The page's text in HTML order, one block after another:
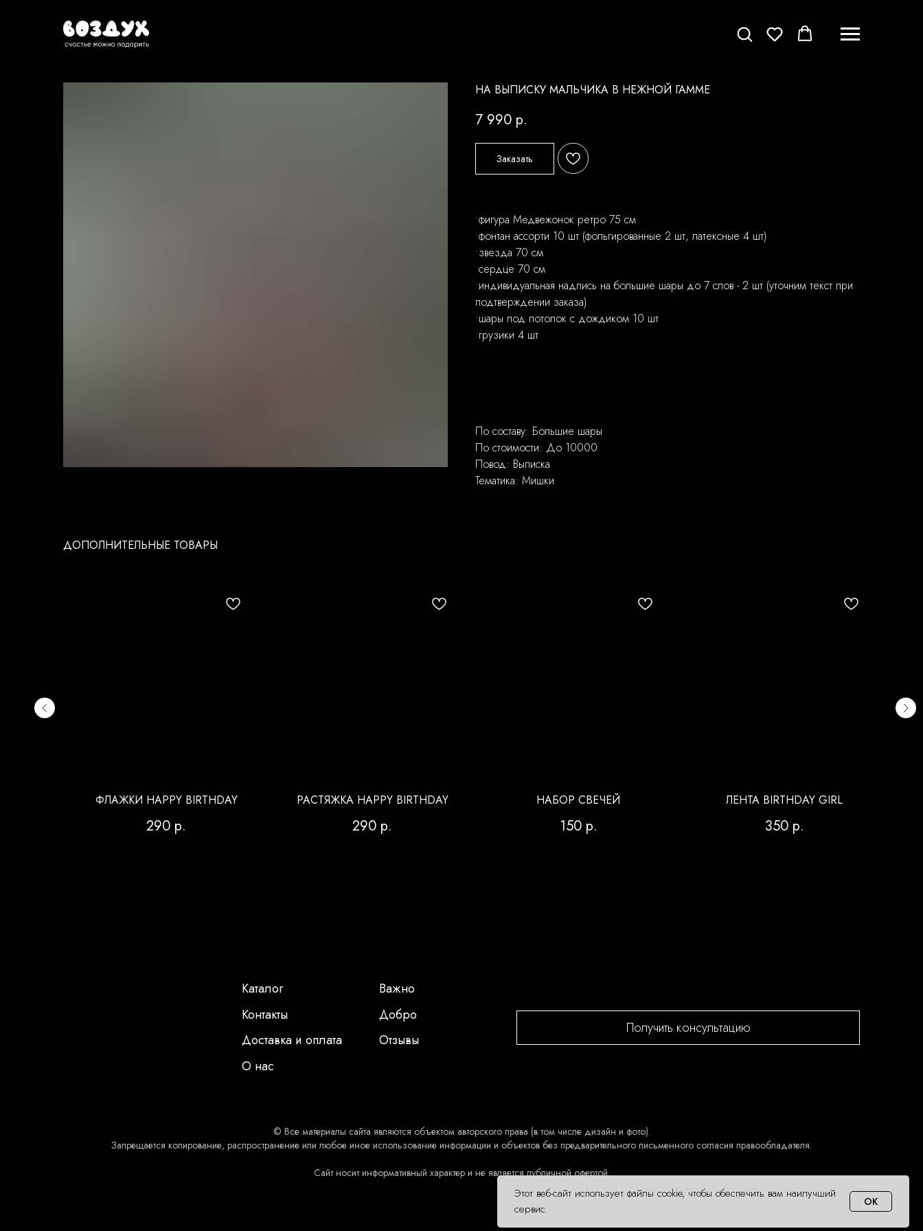
НА ВЫПИСКУ МАЛЬЧИКА В НЕЖНОЙ ГАММЕ
7 990 р.
Заказать
•фигура Медвежонок ретро 75 см
•фонтан ассорти 10 шт (фольгированные 2 шт, латексные 4 шт)
•звезда 70 см
•сердце 70 см
•индивидуальная надпись на большие шары до 7 слов - 2 шт (уточним текст при
подтверждении заказа)
•шары под потолок с дождиком 10 шт
•грузики 4 шт
По составу: Большие шары
По стоимости: До 10000
Повод: Выписка
Тематика: Мишки
ДОПОЛНИТЕЛЬНЫЕ ТОВАРЫ
ФЛАЖКИ HAPPY BIRTHDAY
290 р.
РАСТЯЖКА HAPPY BIRTHDAY
290 р.
НАБОР СВЕЧЕЙ
150 р.
ЛЕНТА BIRTHDAY GIRL
350 р.
Каталог
Контакты
Доставка и оплата
О нас
Важно
Добро
Отзывы
Получить консультацию
© Все материалы сайта являются объектом авторского права (в том числе дизайн и фото).
Запрещается копирование, распространение или любое иное использование информации и объектов без предварительного письменного согласия правообладателя.
Сайт носит информативный характер и не является публичной офертой.
Этот веб-сайт использует файлы cookie, чтобы обеспечить вам наилучший
сервис.
OK